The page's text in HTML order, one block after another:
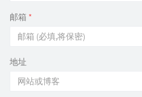
邮箱 *
地址